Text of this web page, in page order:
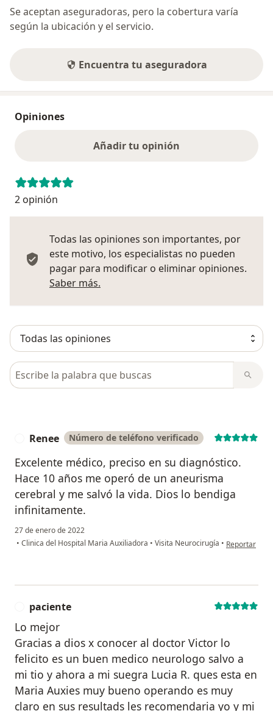
Se aceptan aseguradoras, pero la cobertura varía
según la ubicación y el servicio.
Encuentra tu aseguradora
Opiniones
Añadir tu opinión
2 opinión
Todas las opiniones son importantes, por
este motivo, los especialistas no pueden
pagar para modificar o eliminar opiniones.
Saber más.
Busca en opiniones
Renee Número de teléfono verificado
Excelente médico, preciso en su diagnóstico.
Hace 10 años me operó de un aneurisma
cerebral y me salvó la vida. Dios lo bendiga
infinitamente.
27 de enero de 2022
• Clinica del Hospital Maria Auxiliadora • Visita Neurocirugía • en opinión
Reportar
paciente
Lo mejor
Gracias a dios x conocer al doctor Victor lo
felicito es un buen medico neurologo salvo a
mi tio y ahora a mi suegra Lucia R. ques esta en
Maria Auxies muy bueno operando es muy
claro en sus resultads les recomendaria yo y mi